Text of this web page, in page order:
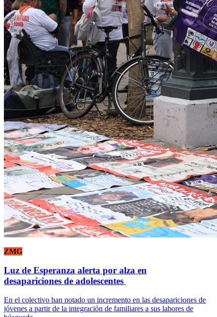
ZMG
Luz de Esperanza alerta por alza en
desapariciones de adolescentes
En el colectivo han notado un incremento en las desapariciones de
jóvenes a partir de la integración de familiares a sus labores de